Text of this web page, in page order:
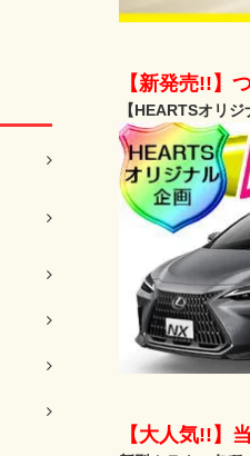
【新発売!!】
【HEARTSオリ
【大人気!!】